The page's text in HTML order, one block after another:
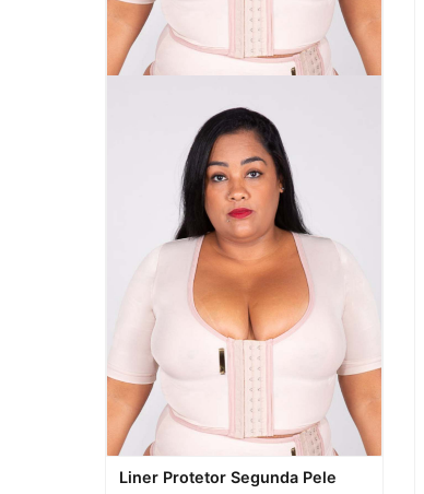
Visualização rápida
Liner Protetor Segunda Pele